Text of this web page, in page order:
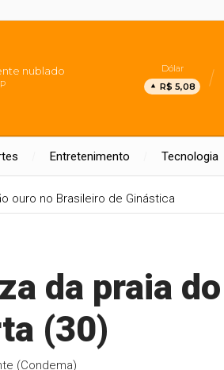
nublado
Dólar
R$ 5,08
Entretenimento Tecnologia
ouro no Brasileiro de Ginástica
da praia do
(30)
(Condema)